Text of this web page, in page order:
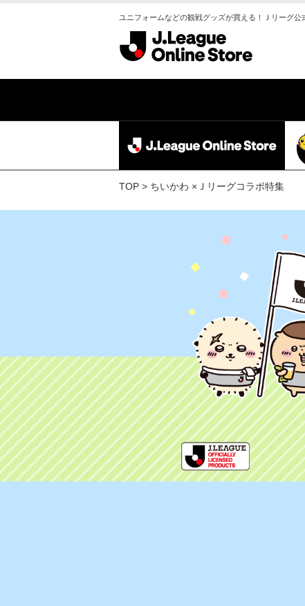
ユニフォームなどの観戦グッズが買える！Ｊリーグ公
TOP ちいかわ ×Ｊリーグコラボ特集